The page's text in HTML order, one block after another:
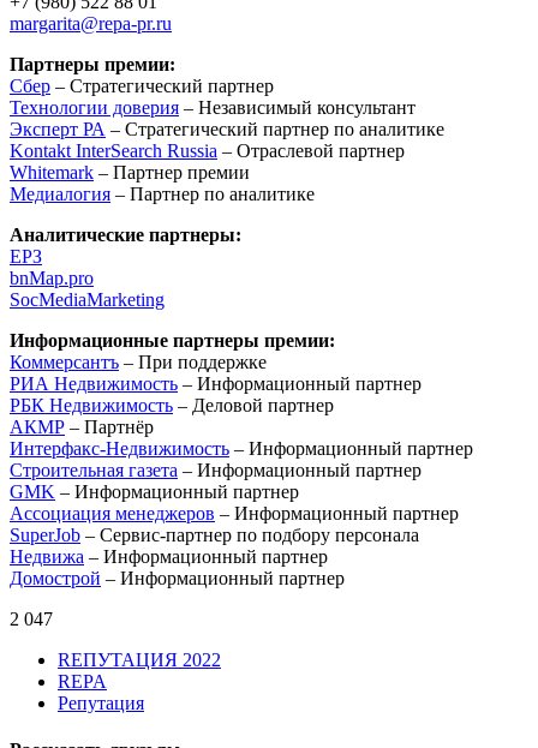
margarita@repa-pr.ru
Партнеры премии:
Сбер – Стратегический партнер
Технологии доверия – Независимый консультант
Эксперт РА – Стратегический партнер по аналитике
Kontakt InterSearch Russia – Отраслевой партнер
Whitemark – Партнер премии
Медиалогия – Партнер по аналитике
Аналитические партнеры:
ЕРЗ
bnMap.pro
SocMediaMarketing
Информационные партнеры премии:
Коммерсантъ – При поддержке
РИА Недвижимость – Информационный партнер
РБК Недвижимость – Деловой партнер
АКМР – Партнёр
Интерфакс-Недвижимость – Информационный партнер
Строительная газета – Информационный партнер
GMK – Информационный партнер
Ассоциация менеджеров – Информационный партнер
SuperJob – Сервис-партнер по подбору персонала
Недвижа – Информационный партнер
Домострой – Информационный партнер
2 047
RЕПУТАЦИЯ 2022
REPA
Репутация